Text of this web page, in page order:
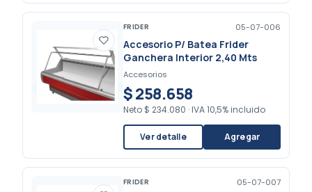
FRIDER 05-07-006
Accesorio P/ Batea Frider
Ganchera Interior 2,40 Mts
Accesorios
$ 258.658
Neto $ 234.080 · IVA 10,5% incluido
Ver detalle Agregar
FRIDER 05-07-007